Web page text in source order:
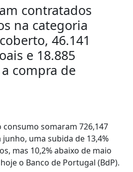
contratados
na categoria
46.141
e 18.885
compra de
somaram 726,147
uma subida de 13,4%
mas 10,2% abaixo de maio
o Banco de Portugal (BdP).